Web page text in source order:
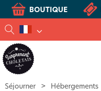
BOUTIQUE
Séjourner > Hébergements